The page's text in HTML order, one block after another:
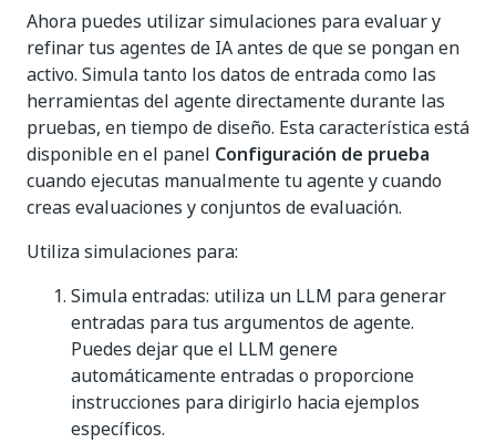
Ahora puedes utilizar simulaciones para evaluar y
refinar tus agentes de IA antes de que se pongan en
activo. Simula tanto los datos de entrada como las
herramientas del agente directamente durante las
pruebas, en tiempo de diseño. Esta característica está
disponible en el panel Configuración de prueba
cuando ejecutas manualmente tu agente y cuando
creas evaluaciones y conjuntos de evaluación.
Utiliza simulaciones para:
Simula entradas: utiliza un LLM para generar
entradas para tus argumentos de agente.
Puedes dejar que el LLM genere
automáticamente entradas o proporcione
instrucciones para dirigirlo hacia ejemplos
específicos.